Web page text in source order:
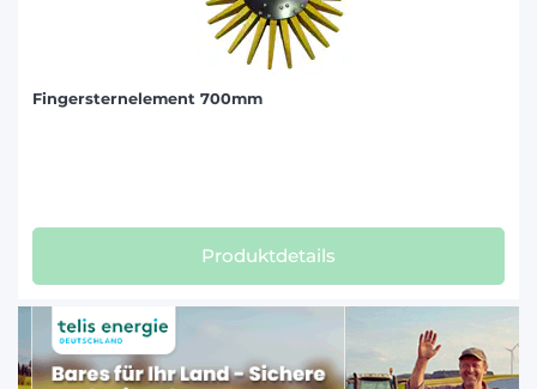
Fingersternelement 700mm
Produktdetails